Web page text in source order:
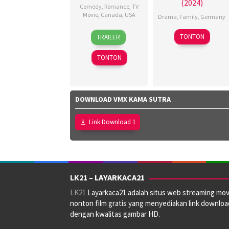
Comedy, Romance, TV
Movie, Canada, USA
11
Apr
2026
Christopher
Giroux
Jonathan
Markou
TRAILER
TONTON
(2024)
Drama, Family, Germany
1
Feb
Christopher
Doll,
TONTON
DOWNLOAD VMX KAMA SUTRA
Link Download 1
LK21 – LAYARKACA21
LK21 Layarkaca21 adalah situs web streaming
nonton film gratis yang menyediakan link
dengan kwalitas gambar HD.